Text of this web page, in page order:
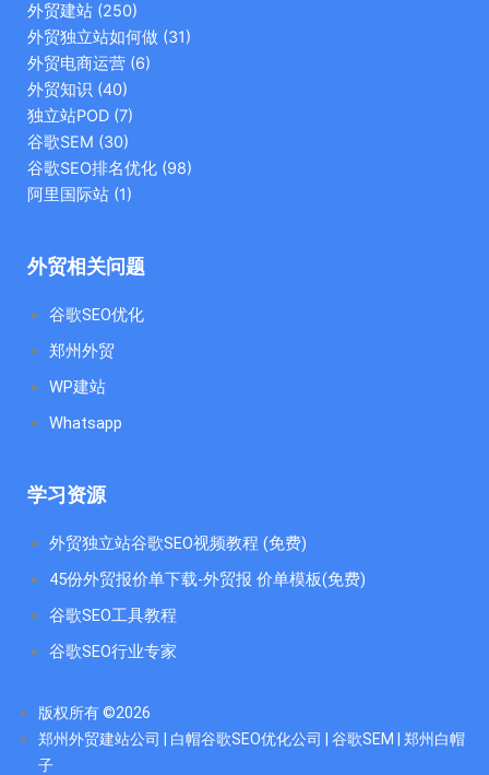
外贸建站 (250)
外贸独立站如何做 (31)
外贸电商运营 (6)
外贸知识 (40)
独立站POD (7)
谷歌SEM (30)
谷歌SEO排名优化 (98)
阿里国际站 (1)
外贸相关问题
谷歌SEO优化
郑州外贸
WP建站
Whatsapp
学习资源
外贸独立站谷歌SEO视频教程 (免费)
45份外贸报价单下载-外贸报 价单模板(免费)
谷歌SEO工具教程
谷歌SEO行业专家
版权所有 ©2026
郑州外贸建站公司 | 白帽谷歌SEO优化公司 | 谷歌SEM | 郑州白帽
子